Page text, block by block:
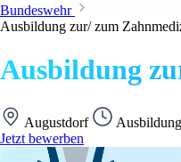
Bundeswehr
Ausbildung zur/ zum
Ausbildung
Augustdorf Ausbildung
Jetzt bewerben